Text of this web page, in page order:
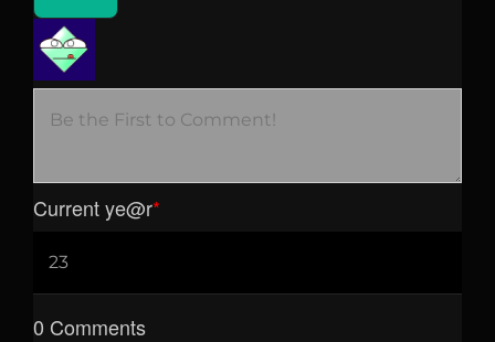
Current ye@r*
0 Comments